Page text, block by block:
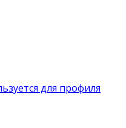
для профиля